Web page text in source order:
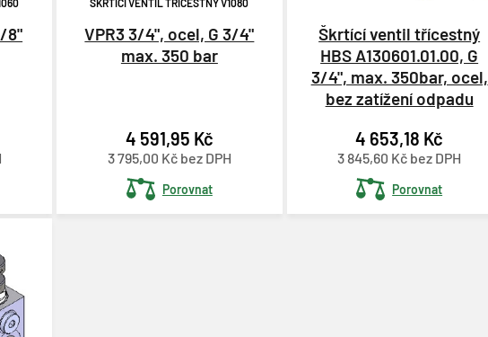
8"
ŠKRTÍCÍ VENTIL TŘÍCESTNÝ V1080
VPR3 3/4", ocel, G 3/4"
max. 350 bar
4 591,95 Kč
3 795,00 Kč bez DPH
Porovnat
Škrtící ventil třícestný
HBS A130601.01.00, G
3/4", max. 350bar, ocel,
bez zatížení odpadu
4 653,18 Kč
3 845,60 Kč bez DPH
Porovnat